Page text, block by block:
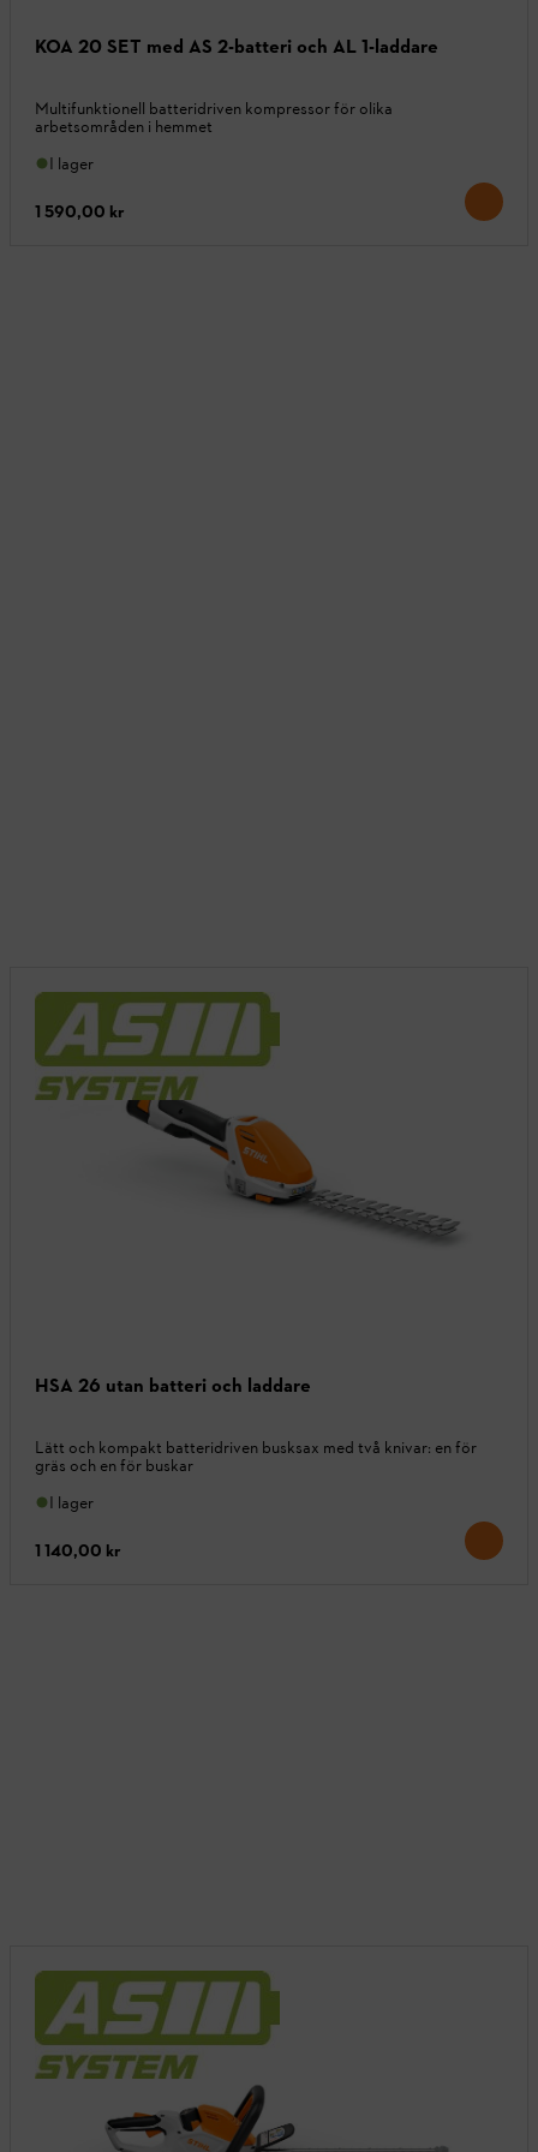
KOA 20 SET med AS 2-batteri och AL 1-laddare
Multifunktionell batteridriven kompressor för olika
arbetsområden i hemmet
I lager
1 590,00 kr
HSA 26 utan batteri och laddare
Lätt och kompakt batteridriven busksax med två knivar: en för
gräs och en för buskar
I lager
1 140,00 kr